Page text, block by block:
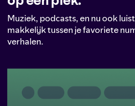
Muziek, podcasts, en nu ook
makkelijk tussen je favoriete
verhalen.